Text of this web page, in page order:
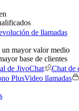
de llamadas
un mayor valor medio
base de clientes
de JivoChat
Chat de
PlusVideo llamadas